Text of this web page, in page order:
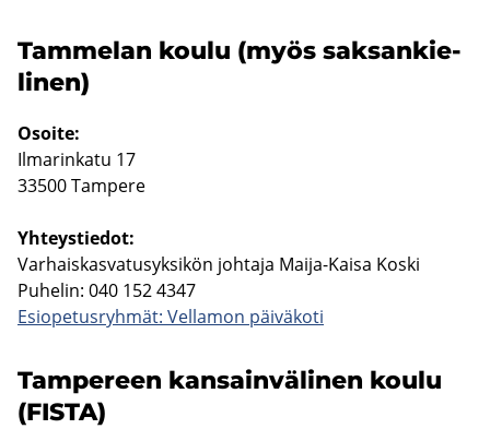
Tam­me­lan koulu (myös sak­san­kie­
li­nen)
Osoi­te:
Il­ma­rin­ka­tu 17
33500 Tam­pe­re
Yh­teys­tie­dot:
Var­hais­kas­va­tusyk­si­kön joh­ta­ja Maija-​Kaisa Koski
Pu­he­lin: 040 152 4347
Esio­pe­tus­ryh­mät: Vel­la­mon päi­vä­ko­ti
Tam­pe­reen kan­sain­vä­li­nen koulu
(FISTA)